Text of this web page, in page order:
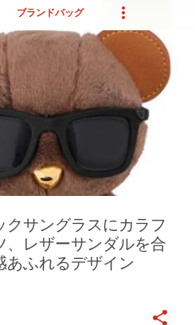
ブランドバッグ
クサングラスにカラフ
、レザーサンダルを合
あふれるデザイン